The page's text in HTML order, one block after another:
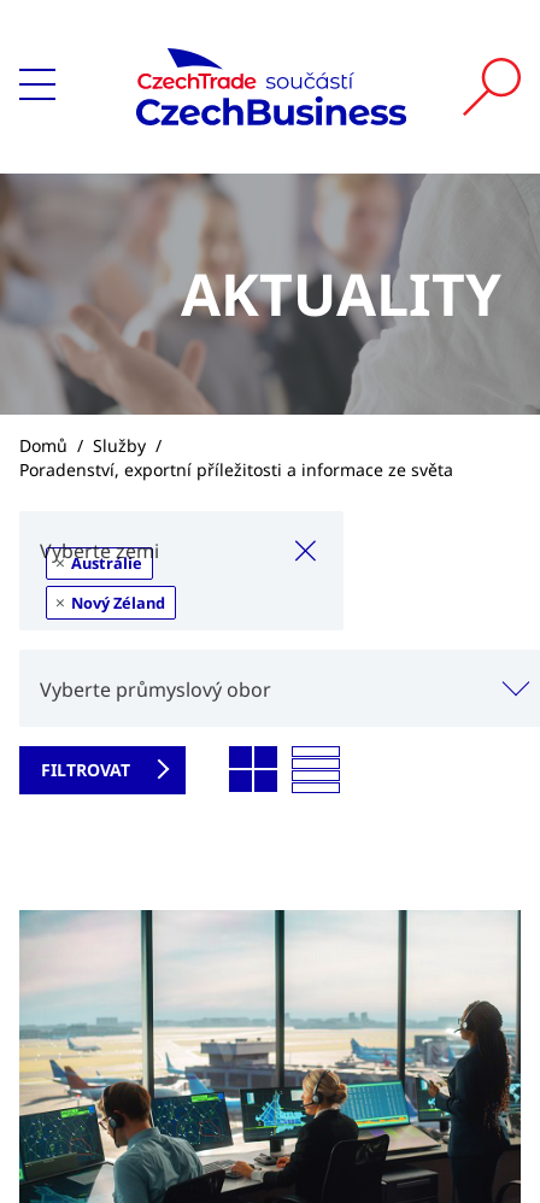
AKTUALITY
Domů / Služby /
Poradenství, exportní příležitosti a informace ze světa
×
× Austrálie
× Nový Zéland
Vyberte zemi
Vyberte průmyslový obor